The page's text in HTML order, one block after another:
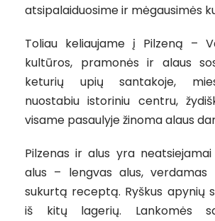
atsipalaiduosime ir mėgausimės
Toliau keliaujame į Pilzeną –
kultūros, pramonės ir alaus
keturių upių santakoje,
nuostabiu istoriniu centru,
visame pasaulyje žinoma alaus
Pilzenas ir alus yra neatsiejamai
alus – lengvas alus, verdamas
sukurtą receptą. Ryškus apynių
iš kitų lagerių. Lankomės